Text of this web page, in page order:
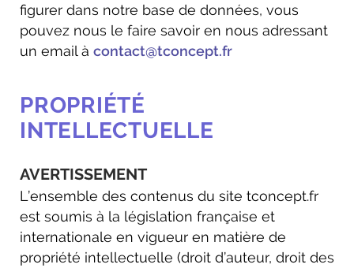
figurer dans notre base de données, vous
pouvez nous le faire savoir en nous adressant
un email à contact@tconcept.fr
PROPRIÉTÉ
INTELLECTUELLE
AVERTISSEMENT
L’ensemble des contenus du site tconcept.fr
est soumis à la législation française et
internationale en vigueur en matière de
propriété intellectuelle (droit d’auteur, droit des